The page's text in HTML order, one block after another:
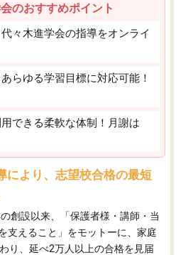
のおすすめポイント
代々木進学会の指導をオンライ
らゆる学習目標に対応可能！
できる柔軟な体制！月謝は
により、志望校合格の最短
創設以来、「保護者様・講師・当
支えること」をモットーに、家庭
り、延べ2万人以上の合格を見届